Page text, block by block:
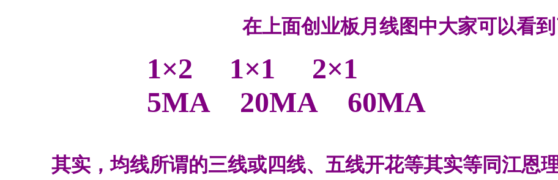
在上面创业板月线图中大家可以看到
1×2 1×1 2×1
5MA 20MA 60MA
其实，均线所谓的三线或四线、五线开花等其实等同江恩